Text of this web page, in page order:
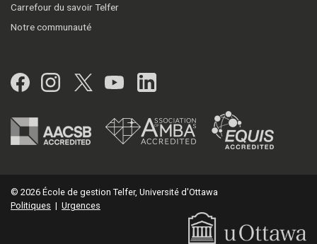
Carrefour du savoir Telfer
Notre communauté
Facebook
Instagram
Twitter
YouTubeLinkedIn
© 2026 École de gestion Telfer, Université d'Ottawa
Politiques | Urgences